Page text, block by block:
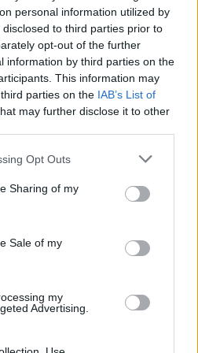
personal information utilized by
to third parties prior to
opt-out of the further
information by third parties on the
This information may
parties on the IAB’s List of
may further disclose it to other
Opt Outs
Sharing of my
Sale of my
my
Advertising.
budoucnosti" se jmenuje útlá
málo měsíci vydalo pražské
G. Knížka chce přiblížit v
populárních, českých intelektuálů
a Přibáň), "o čem je"
století a co nás v nejbližší době
Je spíš jakýmsi zrcadlem
má vskutku velice daleko k
a má jen málo co společného s
v němž se dobré a zlé pozná na
asi zůstat v každém ze čtenářů
kniha Jana Neumana